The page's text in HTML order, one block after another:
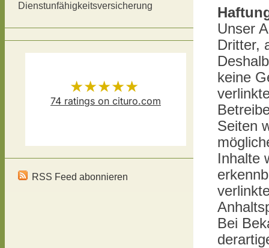
Unser
Dritter,
keine
Seiten
Inhalte
Bei
Dienstunfähigkeitsversicherung
Schösserhas
★★★★★
74 ratings on cituro.com
RSS Feed abonnieren